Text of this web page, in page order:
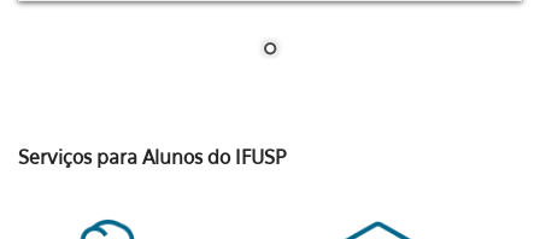
Serviços para Alunos do IFUSP